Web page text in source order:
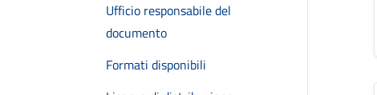
Ufficio responsabile del
documento
Formati disponibili